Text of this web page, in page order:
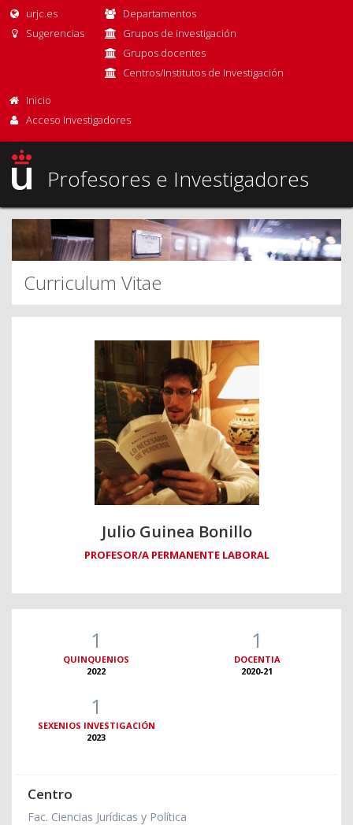
urjc.es
Sugerencias
Departamentos
Grupos de investigación
Grupos docentes
Centros/Institutos de Investigación
Inicio
Acceso Investigadores
Profesores e Investigadores
Curriculum Vitae
Julio Guinea Bonillo
PROFESOR/A PERMANENTE LABORAL
1
QUINQUENIOS
2022
1
DOCENTIA
2020-21
1
SEXENIOS INVESTIGACIÓN
2023
Centro
Fac. Ciencias Jurídicas y Política